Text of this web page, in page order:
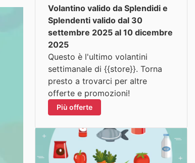
Volantino valido da Splendidi e
Splendenti valido dal 30
settembre 2025 al 10 dicembre
2025
Questo è l'ultimo volantini
settimanale di {{store}}. Torna
presto a trovarci per altre
offerte e promozioni!
Più offerte